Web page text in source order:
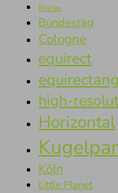
Brücke
Bundestag
Cologne
equirect
high-
Horizontal
Köln
Little Planet